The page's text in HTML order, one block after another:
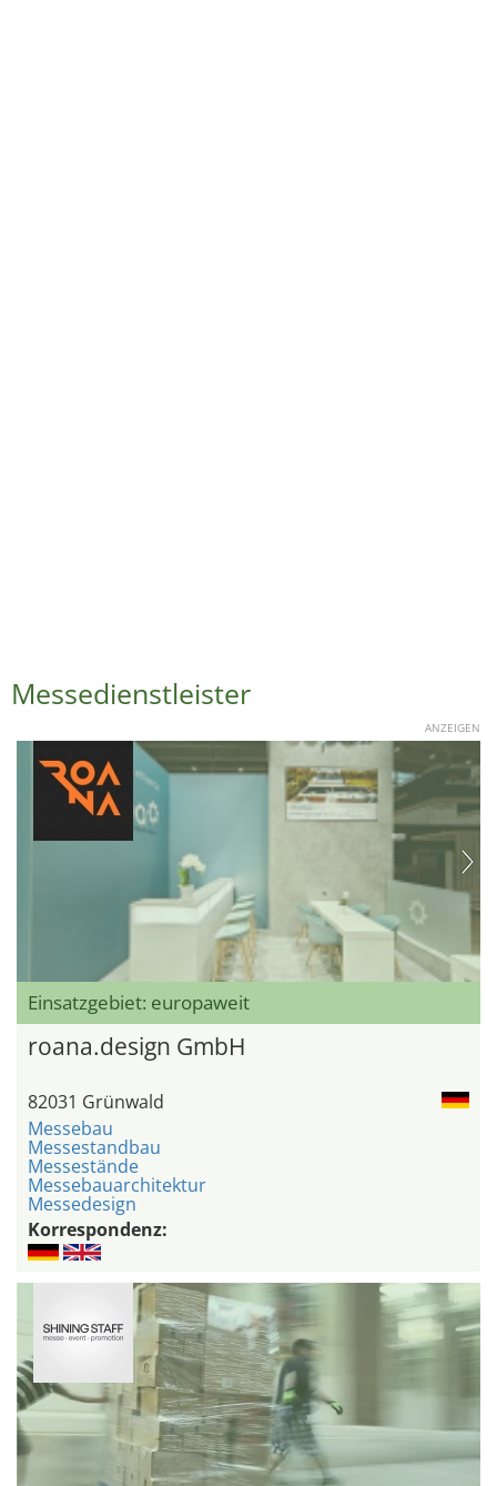
Messedienstleister
ANZEIGEN
Einsatzgebiet: europaweit
roana.design GmbH
82031 Grünwald
Messebau
Messestandbau
Messestände
Messebauarchitektur
Messedesign
Korrespondenz: